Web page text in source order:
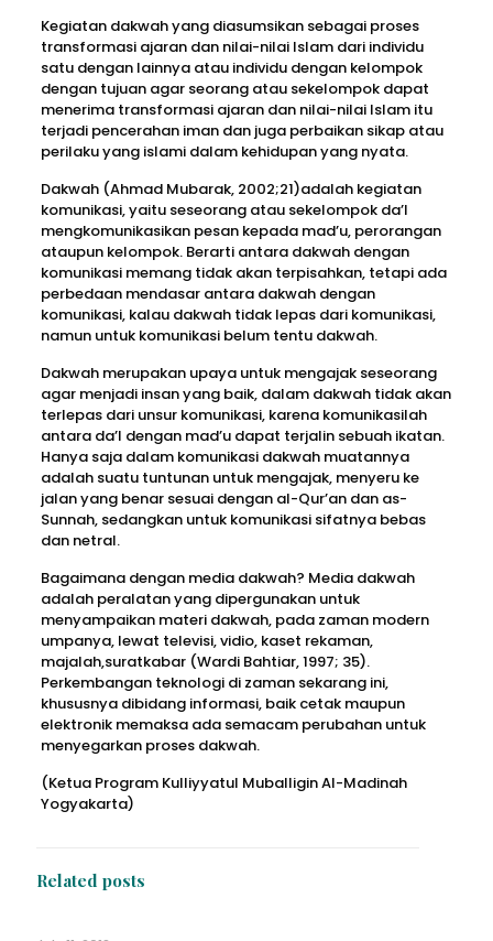
Kegiatan dakwah yang diasumsikan sebagai proses
transformasi ajaran dan nilai-nilai Islam dari individu
satu dengan lainnya atau individu dengan kelompok
dengan tujuan agar seorang atau sekelompok dapat
menerima transformasi ajaran dan nilai-nilai Islam itu
terjadi pencerahan iman dan juga perbaikan sikap atau
perilaku yang islami dalam kehidupan yang nyata.
Dakwah (Ahmad Mubarak, 2002;21)adalah kegiatan
komunikasi, yaitu seseorang atau sekelompok da’I
mengkomunikasikan pesan kepada mad’u, perorangan
ataupun kelompok. Berarti antara dakwah dengan
komunikasi memang tidak akan terpisahkan, tetapi ada
perbedaan mendasar antara dakwah dengan
komunikasi, kalau dakwah tidak lepas dari komunikasi,
namun untuk komunikasi belum tentu dakwah.
Dakwah merupakan upaya untuk mengajak seseorang
agar menjadi insan yang baik, dalam dakwah tidak akan
terlepas dari unsur komunikasi, karena komunikasilah
antara da’I dengan mad’u dapat terjalin sebuah ikatan.
Hanya saja dalam komunikasi dakwah muatannya
adalah suatu tuntunan untuk mengajak, menyeru ke
jalan yang benar sesuai dengan al-Qur’an dan as-
Sunnah, sedangkan untuk komunikasi sifatnya bebas
dan netral.
Bagaimana dengan media dakwah? Media dakwah
adalah peralatan yang dipergunakan untuk
menyampaikan materi dakwah, pada zaman modern
umpanya, lewat televisi, vidio, kaset rekaman,
majalah,suratkabar (Wardi Bahtiar, 1997; 35).
Perkembangan teknologi di zaman sekarang ini,
khususnya dibidang informasi, baik cetak maupun
elektronik memaksa ada semacam perubahan untuk
menyegarkan proses dakwah.
(Ketua Program Kulliyyatul Muballigin Al-Madinah
Yogyakarta)
Related posts